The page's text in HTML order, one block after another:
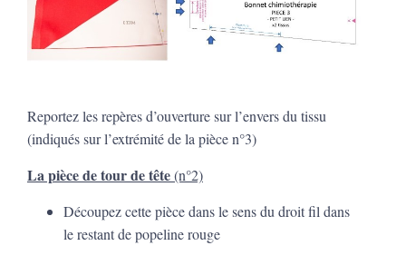
Reportez les repères d’ouverture sur l’envers du tissu
(indiqués sur l’extrémité de la pièce n°3)
La pièce de tour de tête(n°2)
Découpez cette pièce dans le sens du droit fil dans
le restant de popeline rouge